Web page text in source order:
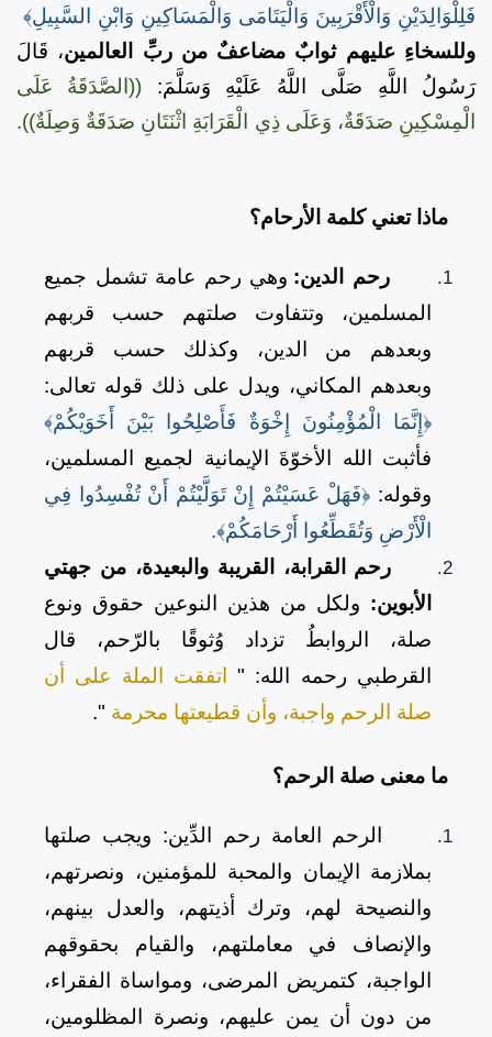
فَلِلْوَالِدَيْنِ وَالْأَقْرَبِينَ وَالْيَتَامَى وَالْمَسَاكِينِ وَابْنِ السَّبِيلِ﴾
وللسخاءِ عليهم ثوابٌ مضاعفٌ من ربِّ العالمين، قَالَ
رَسُولُ اللَّهِ صَلَّى اللَّهُ عَلَيْهِ وَسَلَّمَ: ((الصَّدَقَةُ عَلَى
الْمِسْكِينِ صَدَقَةٌ، وَعَلَى ذِي الْقَرَابَةِ اثْنَتَانِ صَدَقَةٌ وَصِلَةٌ)).
ماذا تعني كلمة الأرحام؟
رحم الدين: وهي رحم عامة تشمل جميع
المسلمين، وتتفاوت صلتهم حسب قربهم
وبعدهم من الدين، وكذلك حسب قربهم
وبعدهم المكاني، ويدل على ذلك قوله تعالى:
﴿إِنَّمَا الْمُؤْمِنُونَ إِخْوَةٌ فَأَصْلِحُوا بَيْنَ أَخَوَيْكُمْ﴾
فأثبت الله الأخوّةَ الإيمانية لجميع المسلمين،
وقوله: ﴿فَهَلْ عَسَيْتُمْ إِنْ تَوَلَّيْتُمْ أَنْ تُفْسِدُوا فِي
الْأَرْضِ وَتُقَطِّعُوا أَرْحَامَكُمْ﴾.
رحم القرابة، القريبة والبعيدة، من جهتي
الأبوين: ولكل من هذين النوعين حقوق ونوع
صلة، الروابطُ تزداد وُثوقًا بالرّحم، قال
القرطبي رحمه الله: " اتفقت الملة على أن
صلة الرحم واجبة، وأن قطيعتها محرمة ".
ما معنى صلة الرحم؟
الرحم العامة رحم الدِّين: ويجب صلتها
بملازمة الإيمان والمحبة للمؤمنين، ونصرتهم،
والنصيحة لهم، وترك أذيتهم، والعدل بينهم،
والإنصاف في معاملتهم، والقيام بحقوقهم
الواجبة، كتمريض المرضى، ومواساة الفقراء،
من دون أن يمن عليهم، ونصرة المظلومين،